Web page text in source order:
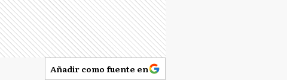
Añadir como fuente en